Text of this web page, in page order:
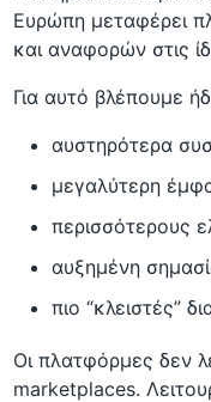
Ευρώπη μεταφέρει
και αναφορών στις
Για αυτό βλέπουμε
αυστηρότερα
μεγαλύτερη
περισσότερους
αυξημένη
πιο “κλειστές”
Οι πλατφόρμες δεν
marketplaces.